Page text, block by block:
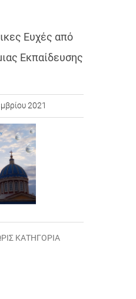
Ευχές από
Εκπαίδευσης
2021
ΚΑΤΗΓΟΡΊΑ